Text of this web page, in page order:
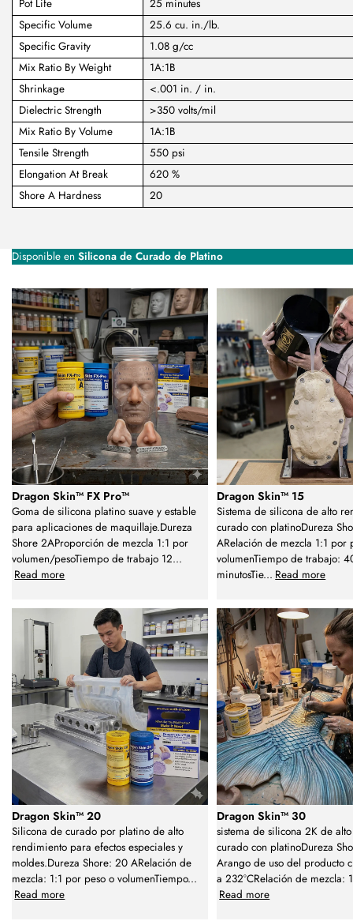
Pot Life
25 minutes
Specific Volume
25.6 cu. in./lb.
Specific Gravity
1.08 g/cc
Mix Ratio By Weight
1A:1B
Shrinkage
<.001 in. / in.
Dielectric Strength
>350 volts/mil
Mix Ratio By Volume
1A:1B
Tensile Strength
550 psi
Elongation At Break
620 %
Shore A Hardness
20
Disponible en Silicona de Curado de Platino
Dragon Skin™ FX Pro™
Goma de silicona platino suave y estable
para aplicaciones de maquillaje.Dureza
Shore 2AProporción de mezcla 1:1 por
volumen/pesoTiempo de trabajo 12...
Read more
Dragon Skin™ 15
Sistema de silicona de alto
curado con platinoDureza
ARelación de mezcla 1:1 por
volumenTiempo de trabajo:
minutosTie... Read more
Dragon Skin™ 20
Silicona de curado por platino de alto
rendimiento para efectos especiales y
moldes.Dureza Shore: 20 ARelación de
mezcla: 1:1 por peso o volumenTiempo...
Read more
Dragon Skin™ 30
sistema de silicona 2K de
curado con platinoDureza
Arango de uso del producto
a 232°CRelación de mezcla:
Read more